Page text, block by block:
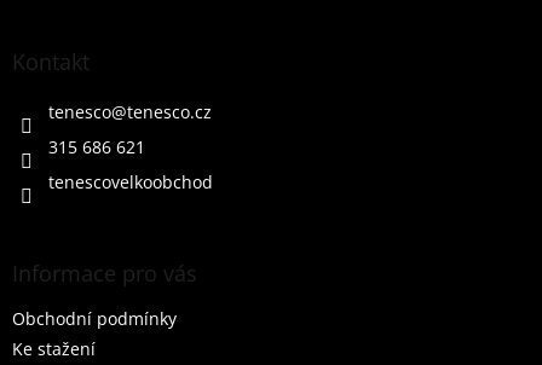
Kontakt
tenesco@tenesco.cz
315 686 621
tenescovelkoobchod
Informace pro vás
Obchodní podmínky
Ke stažení